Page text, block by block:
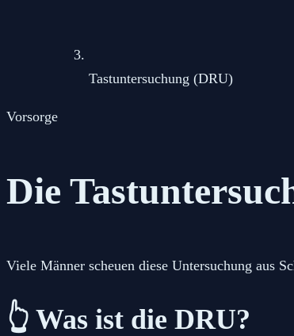
Tastuntersuchung (DRU)
Vorsorge
Die
Viele Männer scheuen diese Untersuchung aus
👆 Was ist die DRU?